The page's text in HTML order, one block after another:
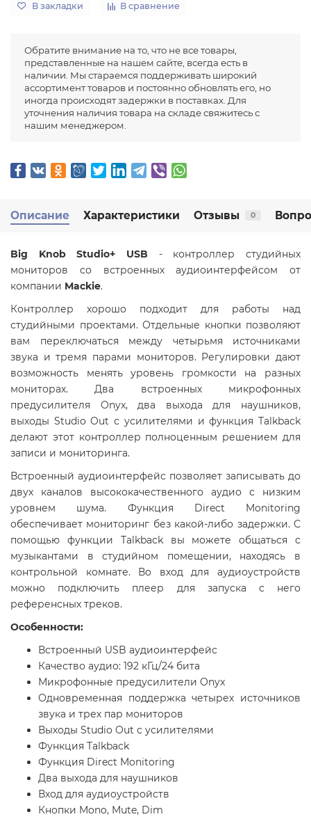
В закладки В сравнение
Обратите внимание на то, что не все товары,
представленные на нашем сайте, всегда есть в
наличии. Мы стараемся поддерживать широкий
ассортимент товаров и постоянно обновлять его, но
иногда происходят задержки в поставках. Для
уточнения наличия товара на складе свяжитесь с
нашим менеджером.
Описание Характеристики Отзывы 0
Big Knob Studio+ USB - контроллер студийных
мониторов со встроенных аудиоинтерфейсом от
компании Mackie.
Контроллер хорошо подходит для работы над
студийными проектами. Отдельные кнопки позволяют
вам переключаться между четырьмя источниками
звука и тремя парами мониторов. Регулировки дают
возможность менять уровень громкости на разных
мониторах. Два встроенных микрофонных
предусилителя Onyx, два выхода для наушников,
выходы Studio Out с усилителями и функция Talkback
делают этот контроллер полноценным решением для
записи и мониторинга.
Встроенный аудиоинтерфейс позволяет записывать до
двух каналов высококачественного аудио с низким
уровнем шума. Функция Direct Monitoring
обеспечивает мониторинг без какой-либо задержки. С
помощью функции Talkback вы можете общаться с
музыкантами в студийном помещении, находясь в
контрольной комнате. Во вход для аудиоустройств
можно подключить плеер для запуска с него
референсных треков.
Особенности:
Встроенный USB аудиоинтерфейс
Качество аудио: 192 кГц/24 бита
Микрофонные предусилители Onyx
Одновременная поддержка четырех источников
звука и трех пар мониторов
Выходы Studio Out с усилителями
Функция Talkback
Функция Direct Monitoring
Два выхода для наушников
Вход для аудиоустройств
Кнопки Mono, Mute, Dim